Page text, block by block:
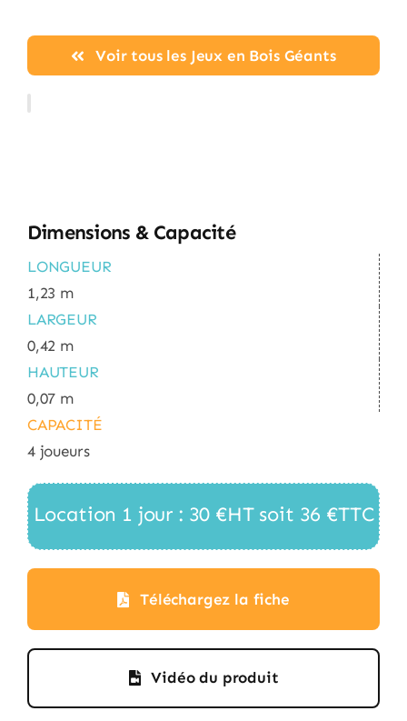
Voir tous les Jeux en Bois Géants
Dimensions & Capacité
LONGUEUR
1,23 m
LARGEUR
0,42 m
HAUTEUR
0,07 m
CAPACITÉ
4 joueurs
Location 1 jour : 30 €HT soit 36 €TTC
Téléchargez la fiche
Vidéo du produit